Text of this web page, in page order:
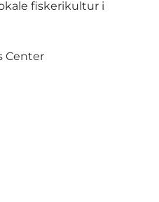
fiskerikultur i
Center